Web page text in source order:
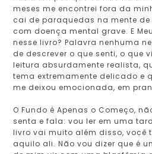
meses me encontrei fora da
cai de paraquedas na mente de
com doença mental grave. E
nesse livro? Palavra nenhuma
de descrever o que senti, o que
leitura absurdamente realista,
tema extremamente delicado e
me deixou emocionada, em
O Fundo é Apenas o Começo,
senta e fala: vou ler em uma
livro vai muito além disso, você
aquilo ali. Não vou dizer que é